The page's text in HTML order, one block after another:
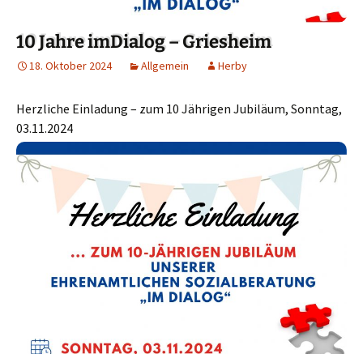
10 Jahre imDialog – Griesheim
18. Oktober 2024 Allgemein Herby
Herzliche Einladung – zum 10 Jährigen Jubiläum, Sonntag,
03.11.2024